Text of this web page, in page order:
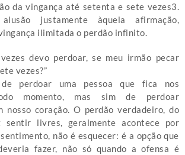
da vingança até setenta e sete vezes3.
justamente àquela afirmação,
ilimitada o perdão infinito.
vezes devo perdoar, se meu irmão pecar
vezes?”
perdoar uma pessoa que fica nos
momento, mas sim de perdoar
nosso coração. O perdão verdadeiro, do
livres, geralmente acontece por
não é esquecer: é a opção que
fazer, não só quando a ofensa é